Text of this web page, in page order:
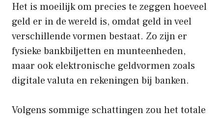
Het is moeilijk om precies te zeggen hoeveel
geld er in de wereld is, omdat geld in veel
verschillende vormen bestaat. Zo zijn er
fysieke bankbiljetten en munteenheden,
maar ook elektronische geldvormen zoals
digitale valuta en rekeningen bij banken.
Volgens sommige schattingen zou het totale